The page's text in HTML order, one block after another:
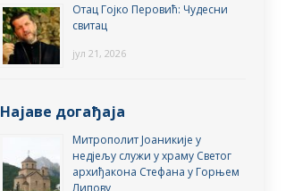
Отац Гојко Перовић: Чудесни
свитац
јул 21, 2026
Најаве догађаја
Митрополит Јоаникије у
недјељу служи у храму Светог
архиђакона Стефана у Горњем
Липову